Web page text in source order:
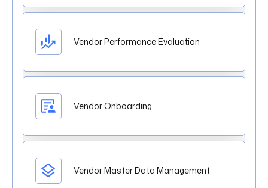
Vendor Performance Evaluation
Vendor Onboarding
Vendor Master Data Management